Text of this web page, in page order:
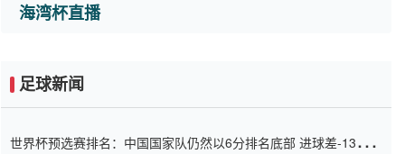
海湾杯直播
足球新闻
世界杯预选赛排名：中国国家队仍然以6分排名底部 进球差-13令人